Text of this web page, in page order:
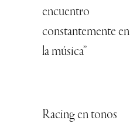
encuentro
constantemente en
la música”
Racing en tonos